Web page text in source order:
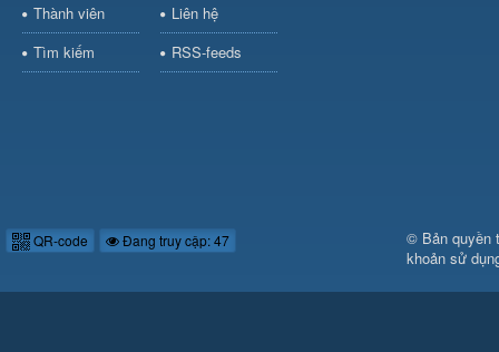
Thành viên
Liên hệ
Tìm kiếm
RSS-feeds
QR-code Đang truy cập: 47
© Bản quyền
khoản sử